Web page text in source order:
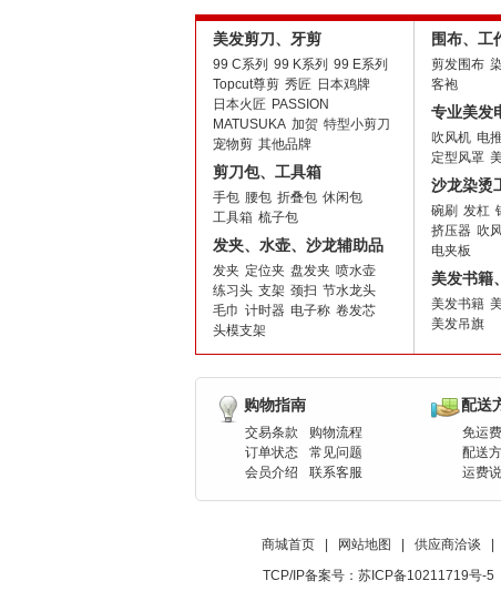
美发剪刀、牙剪
99 C系列 99 K系列 99 E系列
Topcut尊剪 秀匠 日本鸡牌
日本火匠 PASSION
MATUSUKA 加贺 特型小剪刀
宠物剪 其他品牌
剪刀包、工具箱
手包 腰包 折叠包 休闲包
工具箱 梳子包
发夹、水壶、沙龙辅助品
发夹 定位夹 盘发夹 喷水壶
练习头 支架 颈扫 节水龙头
毛巾 计时器 电子称 卷发芯
头模支架
围布、工
剪发围布
客袍
专业美发
吹风机 电
定型风罩
沙龙染烫
碗刷 发杠
挤压器 吹
电夹板
美发书籍
美发书籍
美发吊旗
购物指南
交易条款
购物流程
订单状态
常见问题
会员介绍
联系客服
配送
免运
配送
运费
商城首页 网站地图 供应商洽谈
TCP/IP备案号： 苏ICP备10211719号-5